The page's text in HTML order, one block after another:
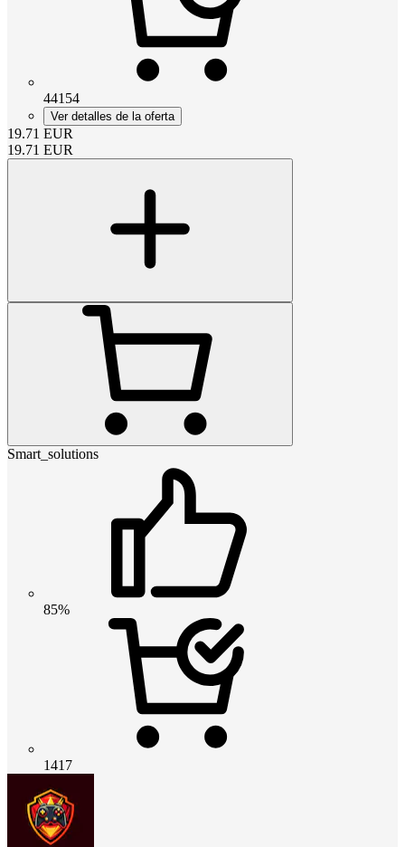
44154
Ver detalles de la oferta
19.71 EUR
19.71 EUR
Smart_solutions
85%
1417